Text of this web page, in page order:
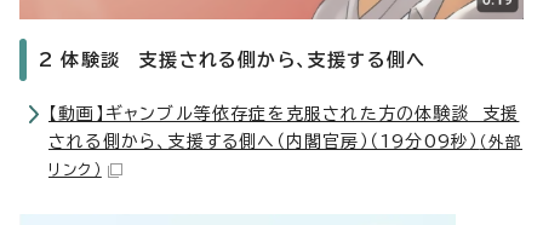
2 体験談 支援される側から、支援する側へ
【動画】ギャンブル等依存症を克服された方の体験談 支援
される側から、支援する側へ（内閣官房）（19分09秒） （外部
リンク）